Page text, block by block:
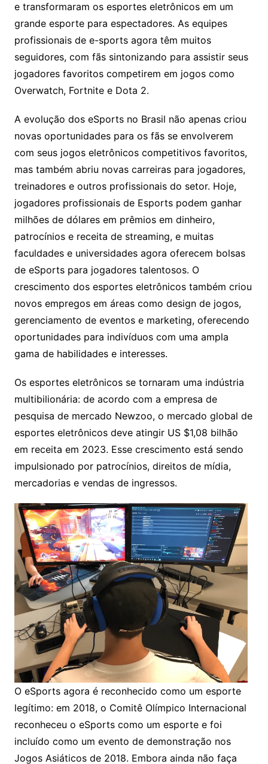
e transformaram os esportes eletrônicos em um
grande esporte para espectadores. As equipes
profissionais de e-sports agora têm muitos
seguidores, com fãs sintonizando para assistir seus
jogadores favoritos competirem em jogos como
Overwatch, Fortnite e Dota 2.
A evolução dos eSports no Brasil não apenas criou
novas oportunidades para os fãs se envolverem
com seus jogos eletrônicos competitivos favoritos,
mas também abriu novas carreiras para jogadores,
treinadores e outros profissionais do setor. Hoje,
jogadores profissionais de Esports podem ganhar
milhões de dólares em prêmios em dinheiro,
patrocínios e receita de streaming, e muitas
faculdades e universidades agora oferecem bolsas
de eSports para jogadores talentosos. O
crescimento dos esportes eletrônicos também criou
novos empregos em áreas como design de jogos,
gerenciamento de eventos e marketing, oferecendo
oportunidades para indivíduos com uma ampla
gama de habilidades e interesses.
Os esportes eletrônicos se tornaram uma indústria
multibilionária: de acordo com a empresa de
pesquisa de mercado Newzoo, o mercado global de
esportes eletrônicos deve atingir US $1,08 bilhão
em receita em 2023. Esse crescimento está sendo
impulsionado por patrocínios, direitos de mídia,
mercadorias e vendas de ingressos.
O eSports agora é reconhecido como um esporte
legítimo: em 2018, o Comitê Olímpico Internacional
reconheceu o eSports como um esporte e foi
incluído como um evento de demonstração nos
Jogos Asiáticos de 2018. Embora ainda não faça